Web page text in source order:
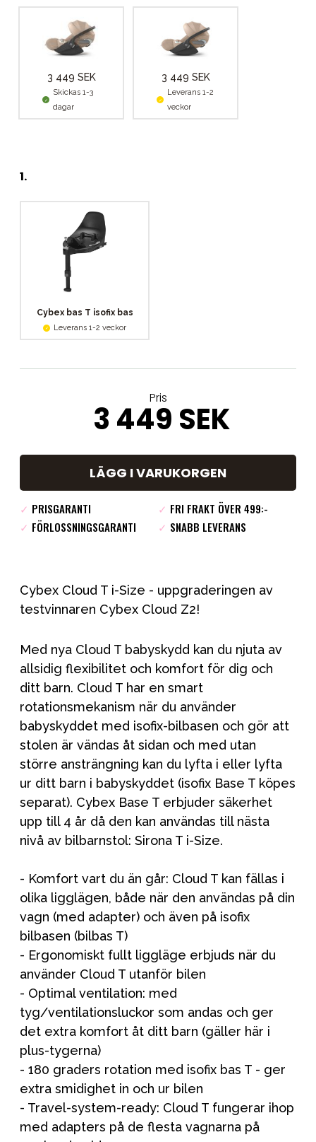
3 449 SEK
Skickas 1-3
dagar
3 449 SEK
Leverans 1-2
veckor
1.
Cybex bas T isofix bas
Leverans 1-2 veckor
Pris
3 449 SEK
LÄGG I VARUKORGEN
✓ PRISGARANTI ✓ FRI FRAKT ÖVER 499:-
✓ FÖRLOSSNINGSGARANTI ✓ SNABB LEVERANS
Cybex Cloud T i-Size - uppgraderingen av
testvinnaren Cybex Cloud Z2!
Med nya Cloud T babyskydd kan du njuta av
allsidig flexibilitet och komfort för dig och
ditt barn. Cloud T har en smart
rotationsmekanism när du använder
babyskyddet med isofix-bilbasen och gör att
stolen är vändas åt sidan och med utan
större ansträngning kan du lyfta i eller lyfta
ur ditt barn i babyskyddet (isofix Base T köpes
separat). Cybex Base T erbjuder säkerhet
upp till 4 år då den kan användas till nästa
nivå av bilbarnstol: Sirona T i-Size.
- Komfort vart du än går: Cloud T kan fällas i
olika ligglägen, både när den användas på din
vagn (med adapter) och även på isofix
bilbasen (bilbas T)
- Ergonomiskt fullt liggläge erbjuds när du
använder Cloud T utanför bilen
- Optimal ventilation: med
tyg/ventilationsluckor som andas och ger
det extra komfort åt ditt barn (gäller här i
plus-tygerna)
- 180 graders rotation med isofix bas T - ger
extra smidighet in och ur bilen
- Travel-system-ready: Cloud T fungerar ihop
med adapters på de flesta vagnarna på